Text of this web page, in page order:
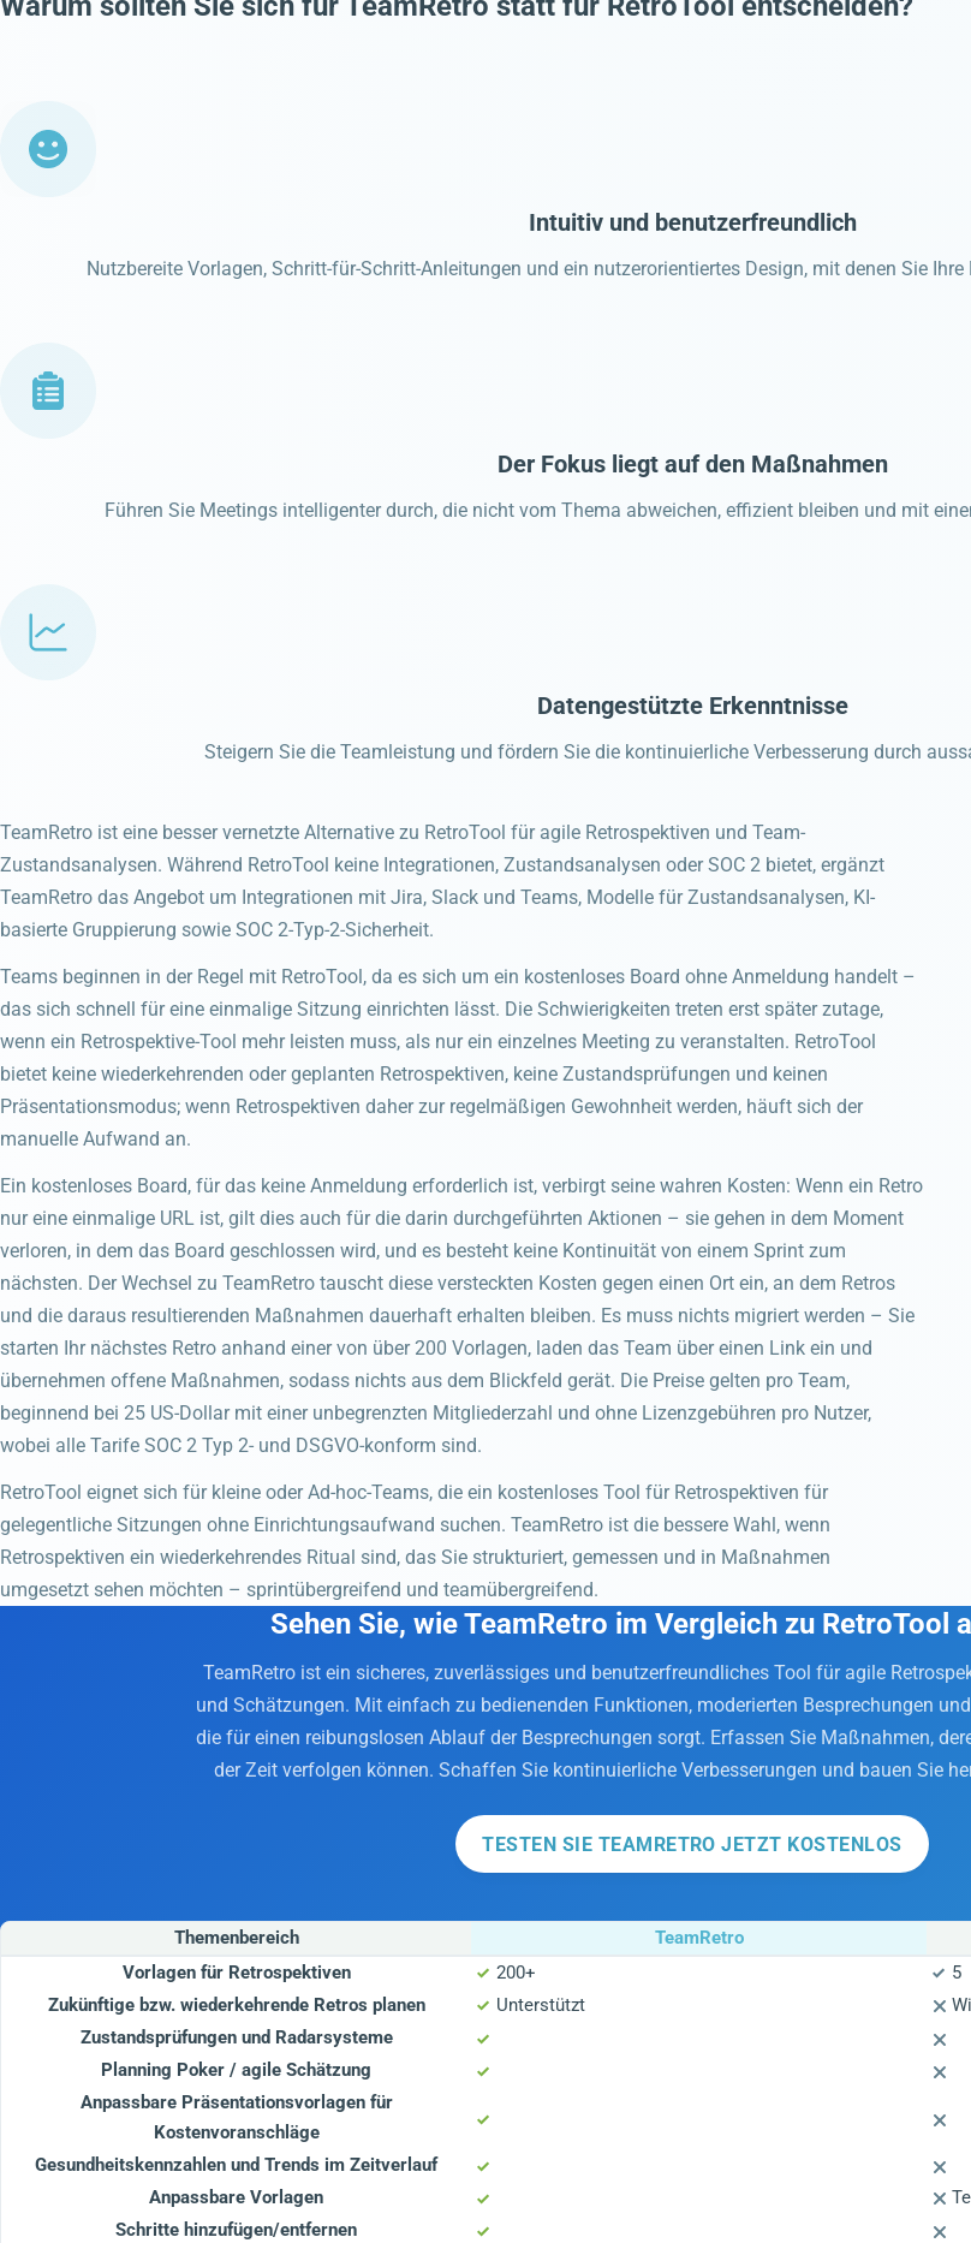
Intuitiv und benutzerfreundlich
Nutzbereite Vorlagen, Schritt-für-Schritt-Anleitungen und ein nutzerorientiertes Design, mit denen Sie
Der Fokus liegt auf den Maßnahmen
Führen Sie Meetings intelligenter durch, die nicht vom Thema abweichen, effizient bleiben und mit
Datengestützte Erkenntnisse
Steigern Sie die Teamleistung und fördern Sie die kontinuierliche Verbesserung durch
TeamRetro ist eine besser vernetzte Alternative zu RetroTool für agile Retrospektiven und Team-
Zustandsanalysen. Während RetroTool keine Integrationen, Zustandsanalysen oder SOC 2 bietet, ergänzt
TeamRetro das Angebot um Integrationen mit Jira, Slack und Teams, Modelle für Zustandsanalysen, KI-
basierte Gruppierung sowie SOC 2-Typ-2-Sicherheit.
Teams beginnen in der Regel mit RetroTool, da es sich um ein kostenloses Board ohne Anmeldung handelt –
das sich schnell für eine einmalige Sitzung einrichten lässt. Die Schwierigkeiten treten erst später zutage,
wenn ein Retrospektive-Tool mehr leisten muss, als nur ein einzelnes Meeting zu veranstalten. RetroTool
bietet keine wiederkehrenden oder geplanten Retrospektiven, keine Zustandsprüfungen und keinen
Präsentationsmodus; wenn Retrospektiven daher zur regelmäßigen Gewohnheit werden, häuft sich der
manuelle Aufwand an.
Ein kostenloses Board, für das keine Anmeldung erforderlich ist, verbirgt seine wahren Kosten: Wenn ein Retro
nur eine einmalige URL ist, gilt dies auch für die darin durchgeführten Aktionen – sie gehen in dem Moment
verloren, in dem das Board geschlossen wird, und es besteht keine Kontinuität von einem Sprint zum
nächsten. Der Wechsel zu TeamRetro tauscht diese versteckten Kosten gegen einen Ort ein, an dem Retros
und die daraus resultierenden Maßnahmen dauerhaft erhalten bleiben. Es muss nichts migriert werden – Sie
starten Ihr nächstes Retro anhand einer von über 200 Vorlagen, laden das Team über einen Link ein und
übernehmen offene Maßnahmen, sodass nichts aus dem Blickfeld gerät. Die Preise gelten pro Team,
beginnend bei 25 US-Dollar mit einer unbegrenzten Mitgliederzahl und ohne Lizenzgebühren pro Nutzer,
wobei alle Tarife SOC 2 Typ 2- und DSGVO-konform sind.
RetroTool eignet sich für kleine oder Ad-hoc-Teams, die ein kostenloses Tool für Retrospektiven für
gelegentliche Sitzungen ohne Einrichtungsaufwand suchen. TeamRetro ist die bessere Wahl, wenn
Retrospektiven ein wiederkehrendes Ritual sind, das Sie strukturiert, gemessen und in Maßnahmen
umgesetzt sehen möchten – sprintübergreifend und teamübergreifend.
Sehen Sie, wie TeamRetro im Vergleich zu RetroTool
TeamRetro ist ein sicheres, zuverlässiges und benutzerfreundliches Tool für agile
und Schätzungen. Mit einfach zu bedienenden Funktionen, moderierten Besprechungen
die für einen reibungslosen Ablauf der Besprechungen sorgt. Erfassen Sie Maßnahmen,
der Zeit verfolgen können. Schaffen Sie kontinuierliche Verbesserungen und bauen Sie
TESTEN SIE TEAMRETRO JETZT KOSTENLOS
Themenbereich TeamRetro
Vorlagen für Retrospektiven
200+
5
Zukünftige bzw. wiederkehrende Retros planen
Unterstützt
Zustandsprüfungen und Radarsysteme
Planning Poker / agile Schätzung
Anpassbare Präsentationsvorlagen für
Kostenvoranschläge
Gesundheitskennzahlen und Trends im Zeitverlauf
Anpassbare Vorlagen
Schritte hinzufügen/entfernen